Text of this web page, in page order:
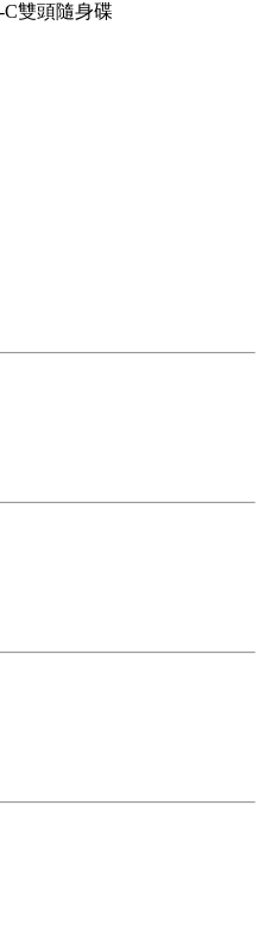
C雙頭隨身碟